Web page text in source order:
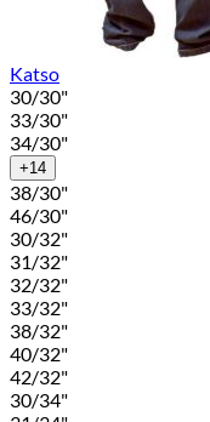
Katso
30/30"
33/30"
34/30"
+14
38/30"
46/30"
30/32"
31/32"
32/32"
33/32"
38/32"
40/32"
42/32"
30/34"